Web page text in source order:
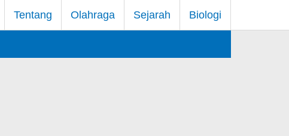
Tentang Olahraga Sejarah Biologi